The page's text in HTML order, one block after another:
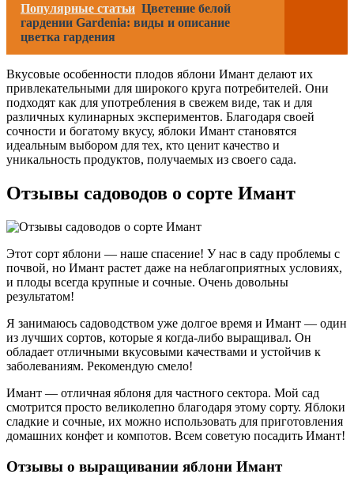
Популярные статьи Цветение белой
гардении Gardenia: виды и описание
цветка гардения
Вкусовые особенности плодов яблони Имант делают их
привлекательными для широкого круга потребителей. Они
подходят как для употребления в свежем виде, так и для
различных кулинарных экспериментов. Благодаря своей
сочности и богатому вкусу, яблоки Имант становятся
идеальным выбором для тех, кто ценит качество и
уникальность продуктов, получаемых из своего сада.
Отзывы садоводов о сорте Имант
Этот сорт яблони — наше спасение! У нас в саду проблемы с
почвой, но Имант растет даже на неблагоприятных условиях,
и плоды всегда крупные и сочные. Очень довольны
результатом!
Я занимаюсь садоводством уже долгое время и Имант — один
из лучших сортов, которые я когда-либо выращивал. Он
обладает отличными вкусовыми качествами и устойчив к
заболеваниям. Рекомендую смело!
Имант — отличная яблоня для частного сектора. Мой сад
смотрится просто великолепно благодаря этому сорту. Яблоки
сладкие и сочные, их можно использовать для приготовления
домашних конфет и компотов. Всем советую посадить Имант!
Отзывы о выращивании яблони Имант